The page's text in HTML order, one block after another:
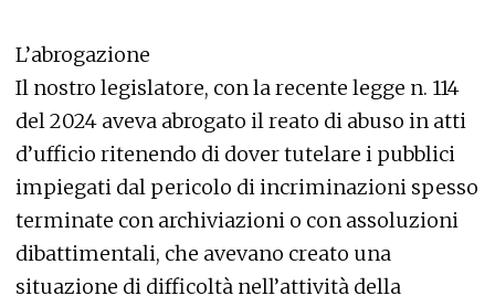
L’abrogazione
Il nostro legislatore, con la recente legge n. 114
del 2024 aveva abrogato il reato di abuso in atti
d’ufficio ritenendo di dover tutelare i pubblici
impiegati dal pericolo di incriminazioni spesso
terminate con archiviazioni o con assoluzioni
dibattimentali, che avevano creato una
situazione di difficoltà nell’attività della